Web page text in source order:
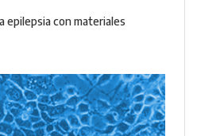
epilepsia con materiales